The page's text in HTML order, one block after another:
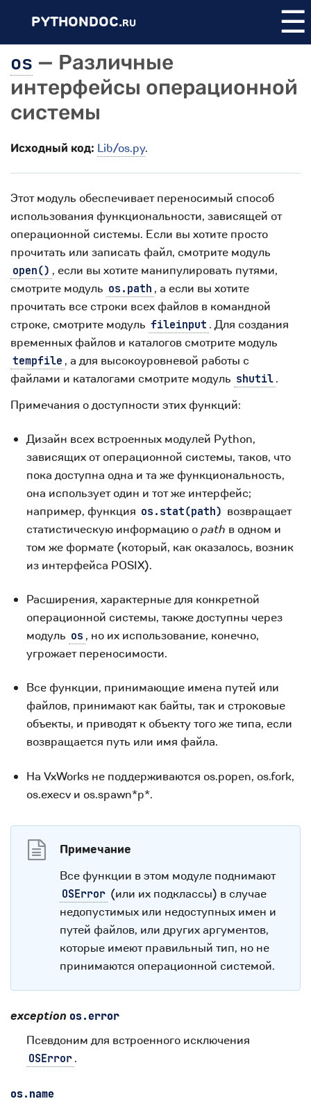
PYTHONDOC.RU ☰
os — Различные
интерфейсы операционной
системы
Исходный код: Lib/os.py.
Этот модуль обеспечивает переносимый способ
использования функциональности, зависящей от
операционной системы. Если вы хотите просто
прочитать или записать файл, смотрите модуль
open() , если вы хотите манипулировать путями,
смотрите модуль os.path , а если вы хотите
прочитать все строки всех файлов в командной
строке, смотрите модуль fileinput . Для создания
временных файлов и каталогов смотрите модуль
tempfile , а для высокоуровневой работы с
файлами и каталогами смотрите модуль shutil .
Примечания о доступности этих функций:
Дизайн всех встроенных модулей Python,
зависящих от операционной системы, таков, что
пока доступна одна и та же функциональность,
она использует один и тот же интерфейс;
например, функция os.stat(path) возвращает
статистическую информацию оpath в одном и
том же формате (который, как оказалось, возник
из интерфейса POSIX).
Расширения, характерные для конкретной
операционной системы, также доступны через
модуль os , но их использование, конечно,
угрожает переносимости.
Все функции, принимающие имена путей или
файлов, принимают как байты, так и строковые
объекты, и приводят к объекту того же типа, если
возвращается путь или имя файла.
На VxWorks не поддерживаются os.popen, os.fork,
os.execv и os.spawn*p*.
Примечание
Все функции в этом модуле поднимают
OSError (или их подклассы) в случае
недопустимых или недоступных имен и
путей файлов, или других аргументов,
которые имеют правильный тип, но не
принимаются операционной системой.
exception os. error
Псевдоним для встроенного исключения
OSError .
os. name